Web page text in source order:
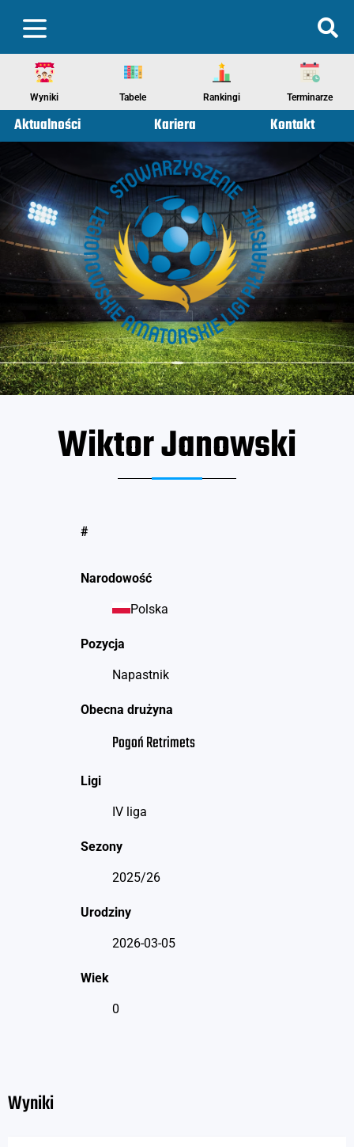
Wyniki Tabele Rankingi Terminarze
Aktualności Kariera Kontakt
Wiktor Janowski
#
Narodowość
Polska
Pozycja
Napastnik
Obecna drużyna
Pogoń Retrimets
Ligi
IV liga
Sezony
2025/26
Urodziny
2026-03-05
Wiek
0
Wyniki